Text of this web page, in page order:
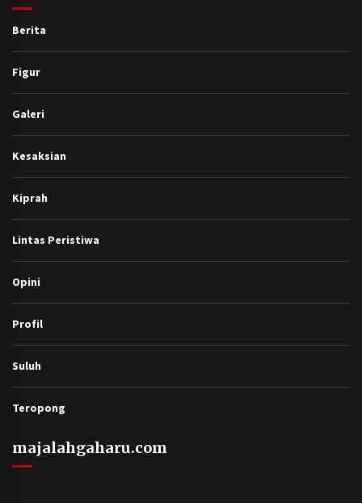
http://www.majalahgaharu.com/
Berita
Figur
Galeri
Kesaksian
Kiprah